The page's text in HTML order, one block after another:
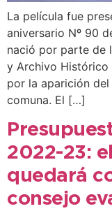
La película fue
aniversario Nº 90
nació por parte de
y Archivo Histórico
por la aparición
comuna. El […]
2022-23:
quedará
consejo